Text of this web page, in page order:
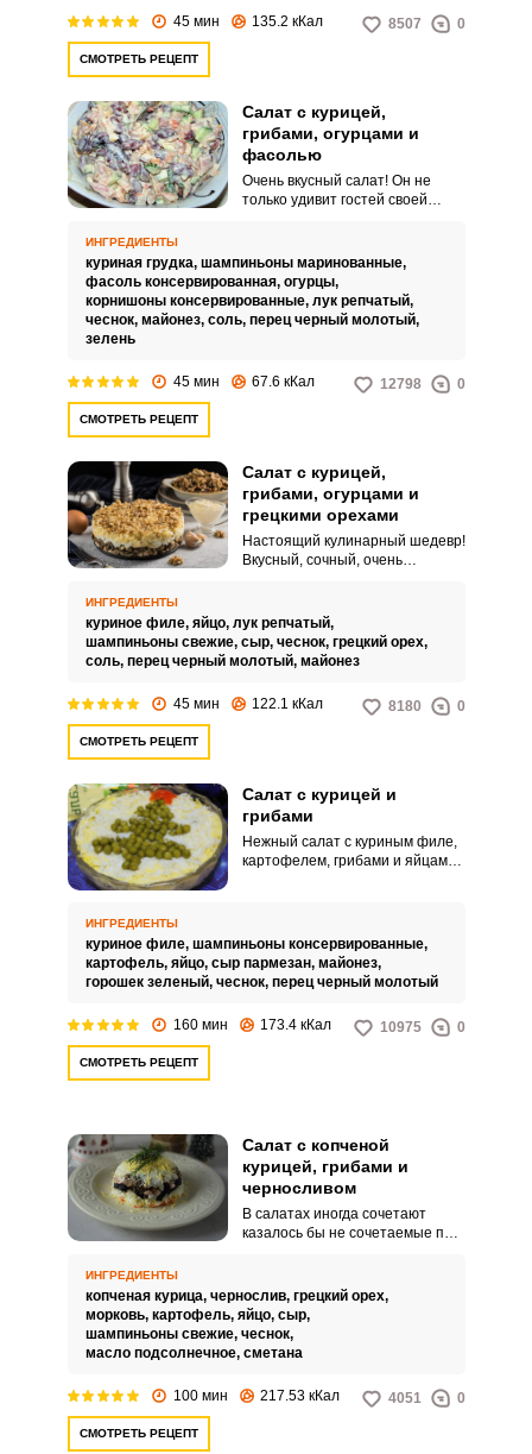
45 мин 135.2 кКал 8507 0
СМОТРЕТЬ РЕЦЕПТ
Салат с курицей,
грибами, огурцами и
фасолью
Очень вкусный салат! Он не
только удивит гостей своей
питательный, с интересным
вкусом – просто объедение!
ИНГРЕДИЕНТЫ
куриная грудка, шампиньоны маринованные,
фасоль консервированная, огурцы,
корнишоны консервированные, лук репчатый,
чеснок, майонез, соль, перец черный молотый,
зелень
45 мин 67.6 кКал 12798 0
СМОТРЕТЬ РЕЦЕПТ
Салат с курицей,
грибами, огурцами и
грецкими орехами
Настоящий кулинарный шедевр!
Вкусный, сочный, очень
обязательно должно быть на
праздничном столе!
ИНГРЕДИЕНТЫ
куриное филе, яйцо, лук репчатый,
шампиньоны свежие, сыр, чеснок, грецкий орех,
соль, перец черный молотый, майонез
45 мин 122.1 кКал 8180 0
СМОТРЕТЬ РЕЦЕПТ
Салат с курицей и
грибами
Нежный салат с куриным филе,
картофелем, грибами и яйцами
майонезным салатам и
является достаточно
калорийным.
ИНГРЕДИЕНТЫ
куриное филе, шампиньоны консервированные,
картофель, яйцо, сыр пармезан, майонез,
горошек зеленый, чеснок, перец черный молотый
160 мин 173.4 кКал 10975 0
СМОТРЕТЬ РЕЦЕПТ
Салат с копченой
курицей, грибами и
черносливом
В салатах иногда сочетают
казалось бы не сочетаемые по
получаются очень необычно и
интересно.
ИНГРЕДИЕНТЫ
копченая курица, чернослив, грецкий орех,
морковь, картофель, яйцо, сыр,
шампиньоны свежие, чеснок,
масло подсолнечное, сметана
100 мин 217.53 кКал 4051 0
СМОТРЕТЬ РЕЦЕПТ